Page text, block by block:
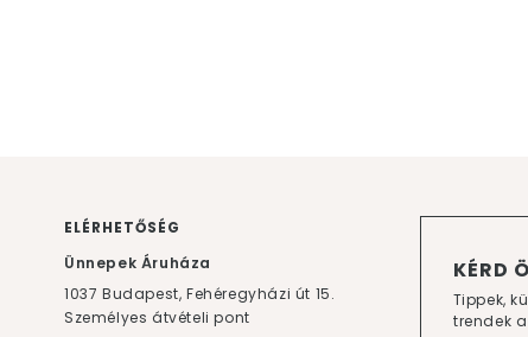
KÉRD
Tippek,
trendek
ELÉRHETŐSÉG
Ünnepek Áruháza
1037 Budapest, Fehéregyházi út 15.
Személyes átvételi pont